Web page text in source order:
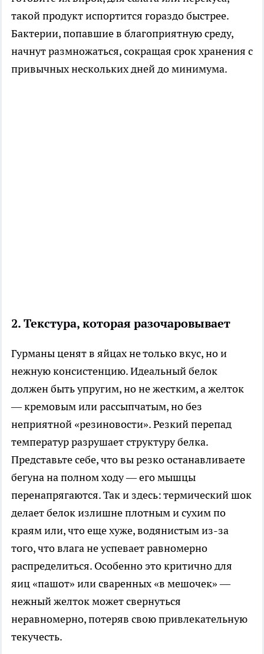
такой продукт испортится гораздо быстрее.
Бактерии, попавшие в благоприятную среду,
начнут размножаться, сокращая срок хранения с
привычных нескольких дней до минимума.
2. Текстура, которая разочаровывает
Гурманы ценят в яйцах не только вкус, но и
нежную консистенцию. Идеальный белок
должен быть упругим, но не жестким, а желток
— кремовым или рассыпчатым, но без
неприятной «резиновости». Резкий перепад
температур разрушает структуру белка.
Представьте себе, что вы резко останавливаете
бегуна на полном ходу — его мышцы
перенапрягаются. Так и здесь: термический шок
делает белок излишне плотным и сухим по
краям или, что еще хуже, водянистым из-за
того, что влага не успевает равномерно
распределиться. Особенно это критично для
яиц «пашот» или сваренных «в мешочек» —
нежный желток может свернуться
неравномерно, потеряв свою привлекательную
текучесть.